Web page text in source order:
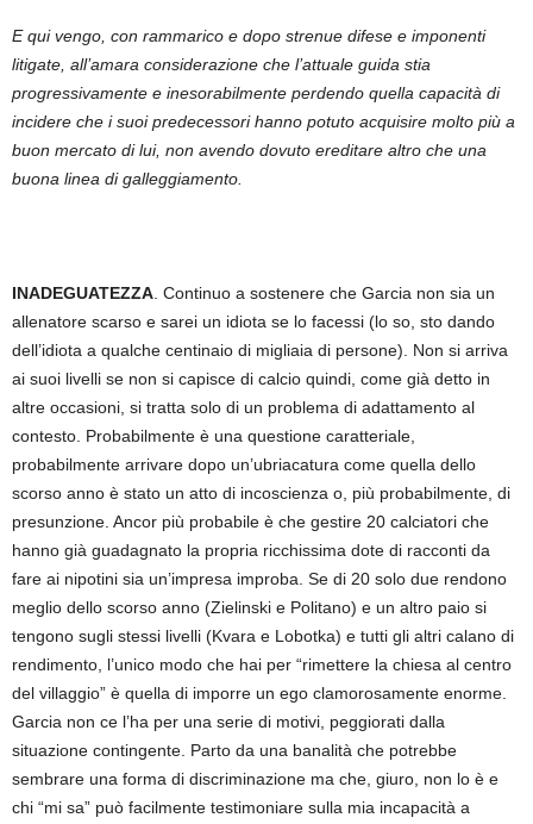
E qui vengo, con rammarico e dopo strenue difese e imponenti
litigate, all’amara considerazione che l’attuale guida stia
progressivamente e inesorabilmente perdendo quella capacità di
incidere che i suoi predecessori hanno potuto acquisire molto più a
buon mercato di lui, non avendo dovuto ereditare altro che una
buona linea di galleggiamento.
INADEGUATEZZA . Continuo a sostenere che Garcia non sia un
allenatore scarso e sarei un idiota se lo facessi (lo so, sto dando
dell’idiota a qualche centinaio di migliaia di persone). Non si arriva
ai suoi livelli se non si capisce di calcio quindi, come già detto in
altre occasioni, si tratta solo di un problema di adattamento al
contesto. Probabilmente è una questione caratteriale,
probabilmente arrivare dopo un’ubriacatura come quella dello
scorso anno è stato un atto di incoscienza o, più probabilmente, di
presunzione. Ancor più probabile è che gestire 20 calciatori che
hanno già guadagnato la propria ricchissima dote di racconti da
fare ai nipotini sia un’impresa improba. Se di 20 solo due rendono
meglio dello scorso anno (Zielinski e Politano) e un altro paio si
tengono sugli stessi livelli (Kvara e Lobotka) e tutti gli altri calano di
rendimento, l’unico modo che hai per “rimettere la chiesa al centro
del villaggio” è quella di imporre un ego clamorosamente enorme.
Garcia non ce l’ha per una serie di motivi, peggiorati dalla
situazione contingente. Parto da una banalità che potrebbe
sembrare una forma di discriminazione ma che, giuro, non lo è e
chi “mi sa” può facilmente testimoniare sulla mia incapacità a